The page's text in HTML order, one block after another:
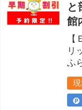
と
館
リ
ふ